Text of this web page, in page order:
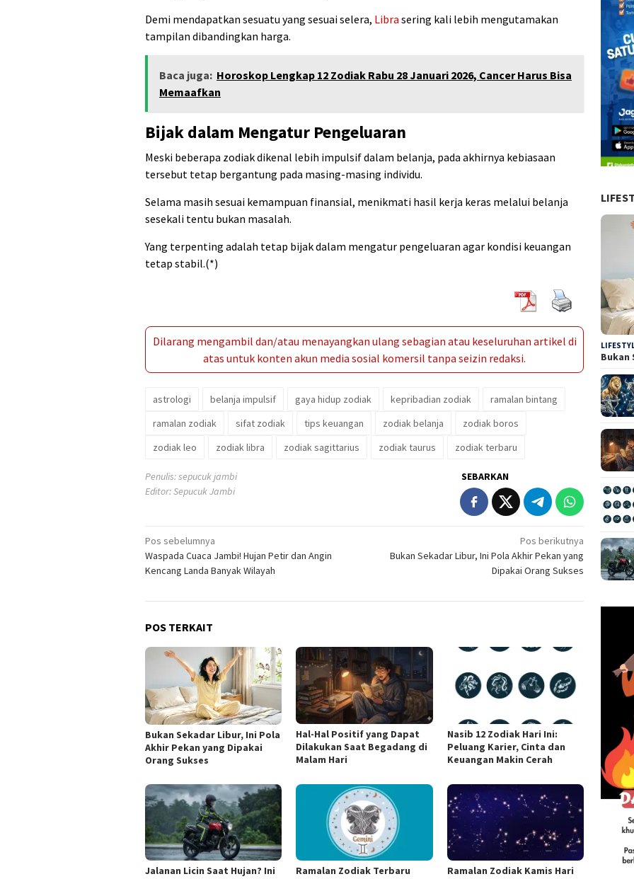
Demi mendapatkan sesuatu yang sesuai selera, Libra sering kali lebih mengutamakan
tampilan dibandingkan harga.
Baca juga: Horoskop Lengkap 12 Zodiak Rabu 28 Januari 2026, Cancer Harus Bisa
Memaafkan
Bijak dalam Mengatur Pengeluaran
Meski beberapa zodiak dikenal lebih impulsif dalam belanja, pada akhirnya kebiasaan
tersebut tetap bergantung pada masing-masing individu.
Selama masih sesuai kemampuan finansial, menikmati hasil kerja keras melalui belanja
sesekali tentu bukan masalah.
Yang terpenting adalah tetap bijak dalam mengatur pengeluaran agar kondisi keuangan
tetap stabil.(*)
Dilarang mengambil dan/atau menayangkan ulang sebagian atau keseluruhan artikel di
atas untuk konten akun media sosial komersil tanpa seizin redaksi.
astrologi belanja impulsif gaya hidup zodiak kepribadian zodiak
ramalan bintang
ramalan zodiak
sifat zodiak tips keuangan zodiak belanja
zodiak boros
zodiak leo
zodiak libra zodiak sagittarius zodiak taurus zodiak terbaru
Penulis: sepucuk jambi
Editor: Sepucuk Jambi
SEBARKAN
Navigasi
pos
Pos sebelumnya
Waspada Cuaca Jambi! Hujan Petir dan Angin
Kencang Landa Banyak Wilayah
Pos berikutnya
Bukan Sekadar Libur, Ini Pola Akhir Pekan yang
Dipakai Orang Sukses
POS TERKAIT
Bukan Sekadar Libur, Ini Pola
Akhir Pekan yang Dipakai
Orang Sukses
Hal-Hal Positif yang Dapat
Dilakukan Saat Begadang di
Malam Hari
Nasib 12 Zodiak Hari Ini:
Peluang Karier, Cinta dan
Keuangan Makin Cerah
Jalanan Licin Saat Hujan? Ini
Ramalan Zodiak Terbaru
Ramalan Zodiak Kamis Hari
Bukan